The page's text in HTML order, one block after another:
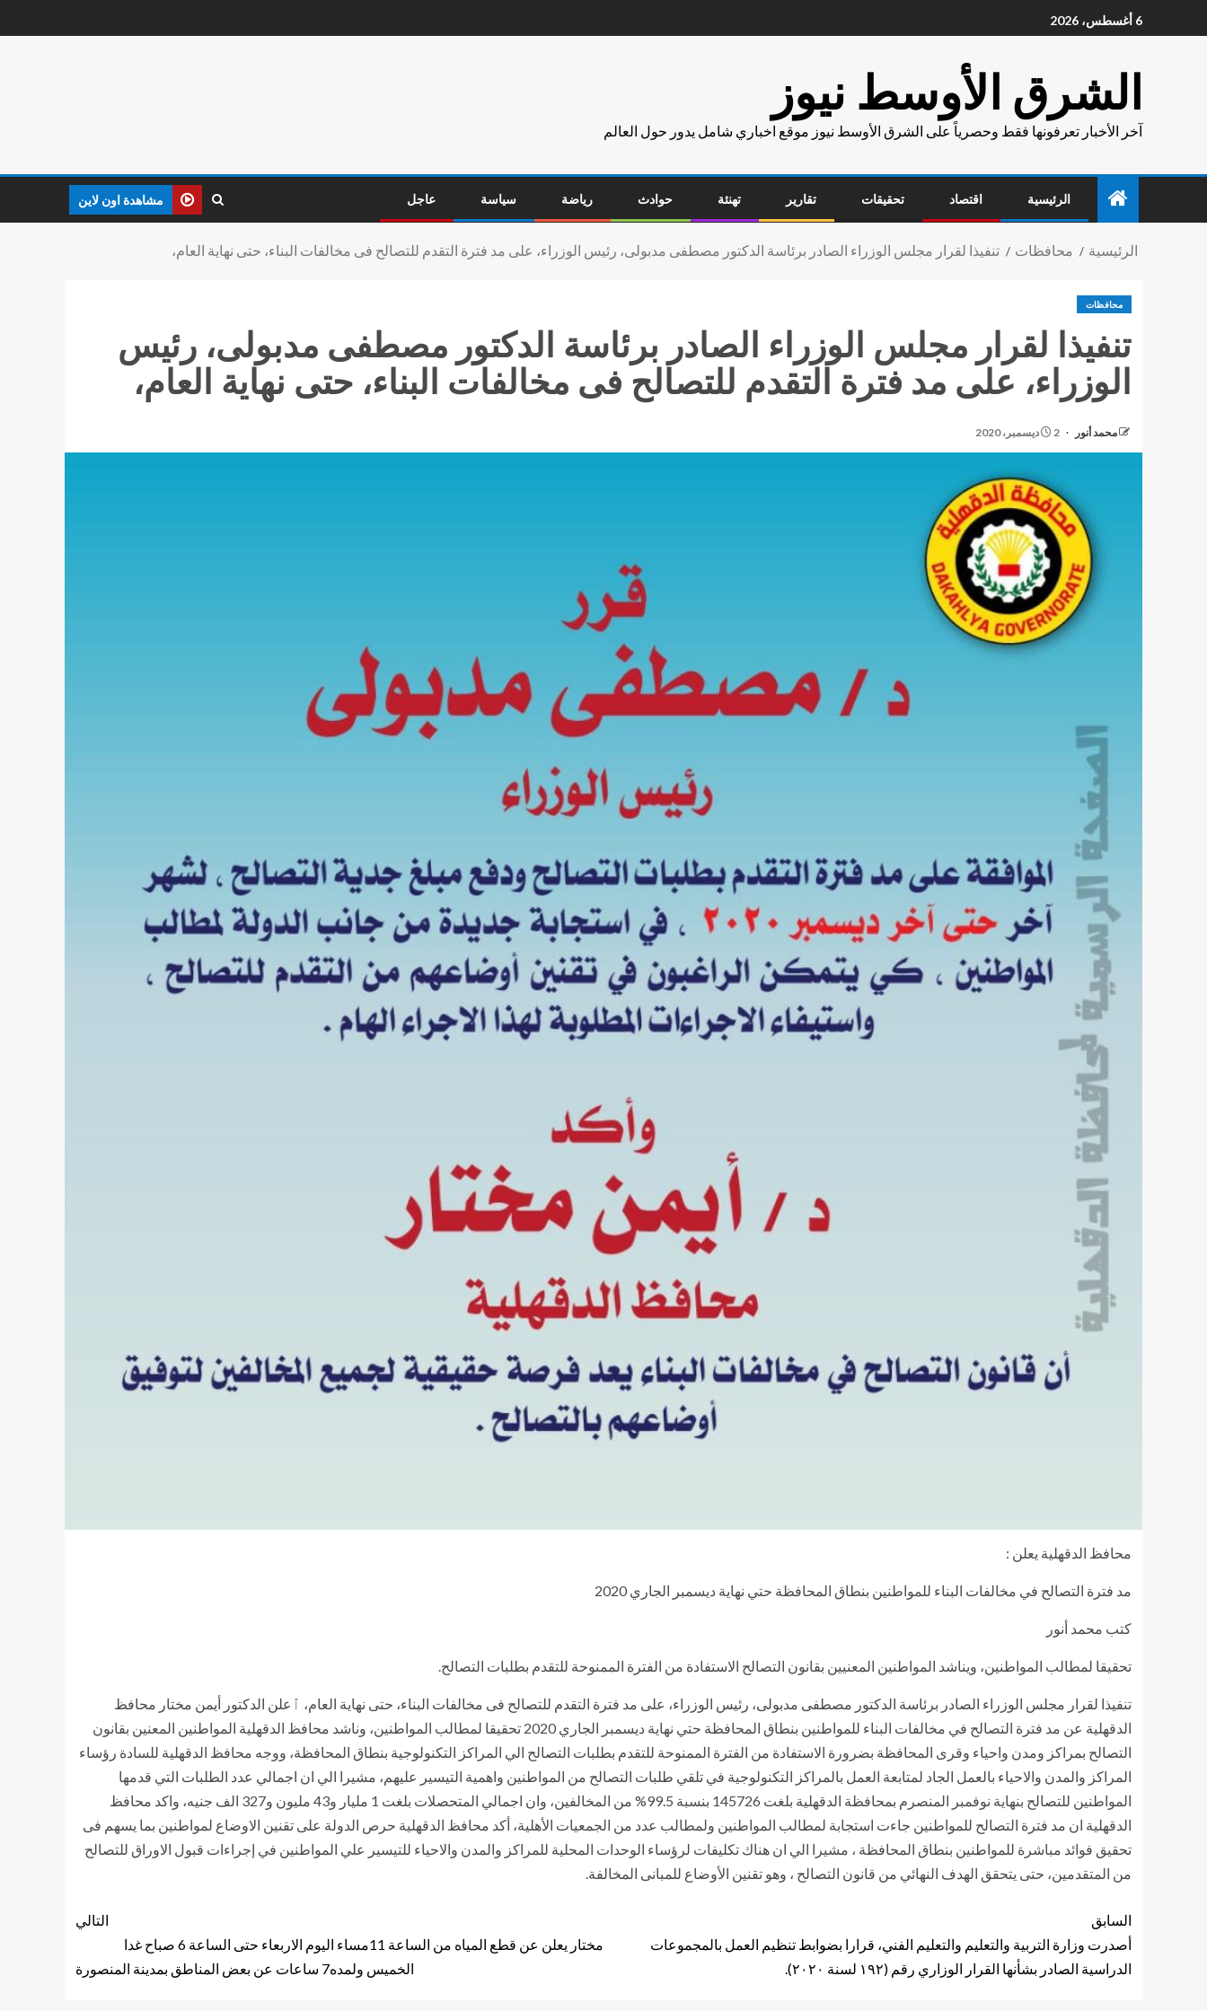
6 أغسطس، 2026
الشرق الأوسط نيوز
آخر الأخبار تعرفونها فقط وحصرياً على الشرق الأوسط نيوز موقع اخباري شامل يدور حول العالم
الرئيسية اقتصاد تحقيقات تقارير تهنئة حوادث رياضة سياسة عاجل مشاهدة اون لاين
الرئيسية محافظات تنفيذا لقرار مجلس الوزراء الصادر برئاسة الدكتور مصطفى مدبولى، رئيس الوزراء، على مد فترة التقدم للتصالح فى مخالفات البناء، حتى نهاية العام،
محافظات
تنفيذا لقرار مجلس الوزراء الصادر برئاسة الدكتور مصطفى مدبولى، رئيس
الوزراء، على مد فترة التقدم للتصالح فى مخالفات البناء، حتى نهاية العام،
محمد أنور 2 ديسمبر، 2020
محافظ الدقهلية يعلن :
مد فترة التصالح في مخالفات البناء للمواطنين بنطاق المحافظة حتي نهاية ديسمبر الجاري 2020
كتب محمد أنور
تحقيقا لمطالب المواطنين، ويناشد المواطنين المعنيين بقانون التصالح الاستفادة من الفترة الممنوحة للتقدم بطلبات التصالح.
تنفيذا لقرار مجلس الوزراء الصادر برئاسة الدكتور مصطفى مدبولى، رئيس الوزراء، على مد فترة التقدم للتصالح فى مخالفات البناء، حتى نهاية العام، ٱعلن الدكتور أيمن مختار محافظ
الدقهلية عن مد فترة التصالح في مخالفات البناء للمواطنين بنطاق المحافظة حتي نهاية ديسمبر الجاري 2020 تحقيقا لمطالب المواطنين، وناشد محافظ الدقهلية المواطنين المعنين بقانون
التصالح بمراكز ومدن واحياء وقرى المحافظة بضرورة الاستفادة من الفترة الممنوحة للتقدم بطلبات التصالح الي المراكز التكنولوجية بنطاق المحافظة، ووجه محافظ الدقهلية للسادة رؤساء
المراكز والمدن والاحياء بالعمل الجاد لمتابعة العمل بالمراكز التكنولوجية في تلقي طلبات التصالح من المواطنين واهمية التيسير عليهم، مشيرا الي ان اجمالي عدد الطلبات التي قدمها
المواطنين للتصالح بنهاية نوفمبر المنصرم بمحافظة الدقهلية بلغت 145726 بنسبة 99.5% من المخالفين، وان اجمالي المتحصلات بلغت 1 مليار و43 مليون و327 الف جنيه، واكد محافظ
الدقهلية ان مد فترة التصالح للمواطنين جاءت استجابة لمطالب المواطنين ولمطالب عدد من الجمعيات الأهلية، أكد محافظ الدقهلية حرص الدولة على تقنين الاوضاع لمواطنين بما يسهم فى
تحقيق فوائد مباشرة للمواطنين بنطاق المحافظة ، مشيرا الي ان هناك تكليفات لرؤساء الوحدات المحلية للمراكز والمدن والاحياء للتيسير علي المواطنين في إجراءات قبول الاوراق للتصالح
من المتقدمين، حتى يتحقق الهدف النهائي من قانون التصالح ، وهو تقنين الأوضاع للمبانى المخالفة.
السابق
أصدرت وزارة التربية والتعليم والتعليم الفني، قرارا بضوابط تنظيم العمل بالمجموعات
الدراسية الصادر بشأنها القرار الوزاري رقم (۱۹۲ لسنة ۲۰۲۰).
التالي
مختار يعلن عن قطع المياه من الساعة 11مساء اليوم الاربعاء حتى الساعة 6 صباح غدا
الخميس ولمده7 ساعات عن بعض المناطق بمدينة المنصورة